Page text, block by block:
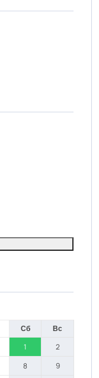
Сб Вс
1
2
8
9